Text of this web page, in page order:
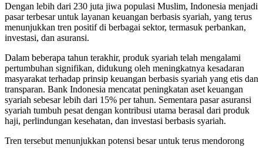
Dengan lebih dari 230 juta jiwa populasi Muslim, Indonesia menjadi
pasar terbesar untuk layanan keuangan berbasis syariah, yang terus
menunjukkan tren positif di berbagai sektor, termasuk perbankan,
investasi, dan asuransi.
Dalam beberapa tahun terakhir, produk syariah telah mengalami
pertumbuhan signifikan, didukung oleh meningkatnya kesadaran
masyarakat terhadap prinsip keuangan berbasis syariah yang etis dan
transparan. Bank Indonesia mencatat peningkatan aset keuangan
syariah sebesar lebih dari 15% per tahun. Sementara pasar asuransi
syariah tumbuh pesat dengan kontribusi utama berasal dari produk
haji, perlindungan kesehatan, dan investasi berbasis syariah.
Tren tersebut menunjukkan potensi besar untuk terus mendorong